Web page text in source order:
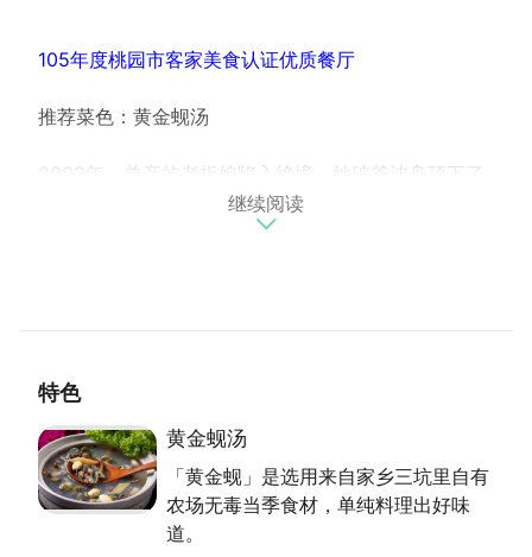
105年度桃园市客家美食认证优质餐厅
推荐菜色：黄金蚬汤
2002年，单亲的老板娘陷入绝境，她破釜沈舟顶下了
龙新新村现今的房子，重新装潢为店面，以拿手厨艺再
启人生新局。曾经营海产店的老板娘，发挥客家人的
「手路菜」 创意研发
谈到提缘美味料理，老板娘故事说不完，让人深深感受
到她对料理的热情。从开业试卖到亲自下厨，推出私房
套餐引起轰动後，创意便一直是提缘的重要精神。选用
来自家乡三坑里自有农场无毒当季食材，例如黄金蚬、
继续阅读
特色
黄金蚬汤
「黄金蚬」是选用来自家乡三坑里自有
农场无毒当季食材，单纯料理出好味
道。